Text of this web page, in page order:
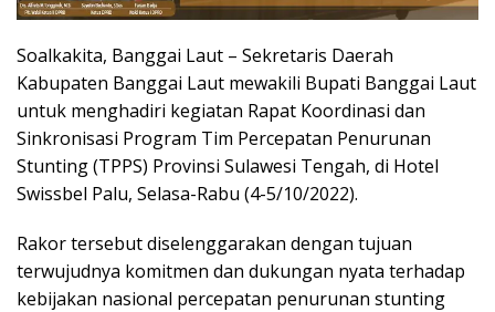
Soalkakita, Banggai Laut – Sekretaris Daerah
Kabupaten Banggai Laut mewakili Bupati Banggai Laut
untuk menghadiri kegiatan Rapat Koordinasi dan
Sinkronisasi Program Tim Percepatan Penurunan
Stunting (TPPS) Provinsi Sulawesi Tengah, di Hotel
Swissbel Palu, Selasa-Rabu (4-5/10/2022).
Rakor tersebut diselenggarakan dengan tujuan
terwujudnya komitmen dan dukungan nyata terhadap
kebijakan nasional percepatan penurunan stunting